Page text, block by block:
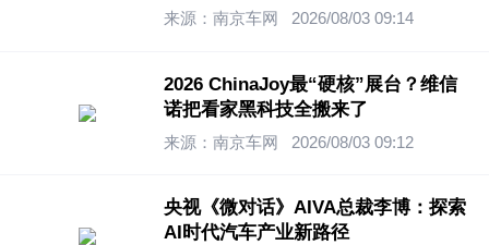
来源：南京车网 2026/08/03 09:14
2026 ChinaJoy最“硬核”展台？维信
诺把看家黑科技全搬来了
来源：南京车网 2026/08/03 09:12
央视《微对话》AIVA总裁李博：探索
AI时代汽车产业新路径